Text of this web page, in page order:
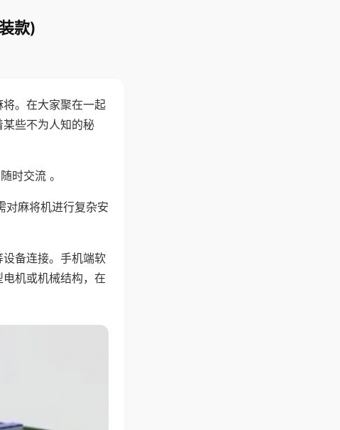
款)
。在大家聚在一起
些不为人知的秘
时交流 。
对麻将机进行复杂安
备连接。手机端软
机或机械结构，在